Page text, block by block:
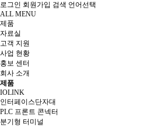
로그인 회원가입 검색 언어선택
ALL MENU
제품
자료실
고객 지원
사업 현황
홍보 센터
회사 소개
제품
IOLINK
인터페이스단자대
PLC 프론트 콘넥터
분기형 터미널